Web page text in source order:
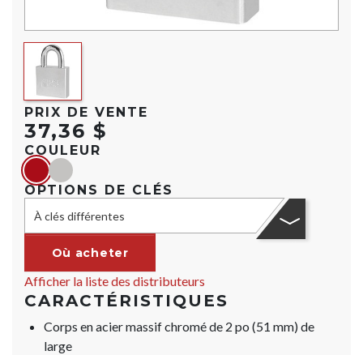
PRIX DE VENTE
37,36 $
COULEUR
red
Argent
OPTIONS DE CLÉS
À clés différentes
Où acheter
Afficher la liste des distributeurs
CARACTÉRISTIQUES
Corps en acier massif chromé de 2 po (51 mm) de
large